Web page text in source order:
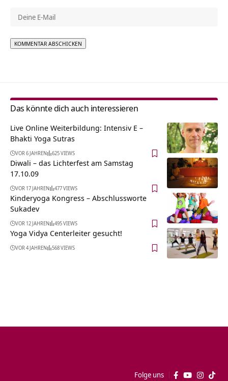
Das könnte dich auch interessieren
Live Online Weiterbildung: Intensiv E –
Bhakti Yoga Sutras
VOR 6 JAHREN 625 VIEWS
Diwali – das Lichterfest am Samstag
17.10.09
VOR 17 JAHREN 477 VIEWS
Kinderyoga Kongress – Abschlussworte
Sukadev
VOR 12 JAHREN 495 VIEWS
Yoga Vidya Centerleiter gesucht!
VOR 4 JAHREN 568 VIEWS
Folge uns